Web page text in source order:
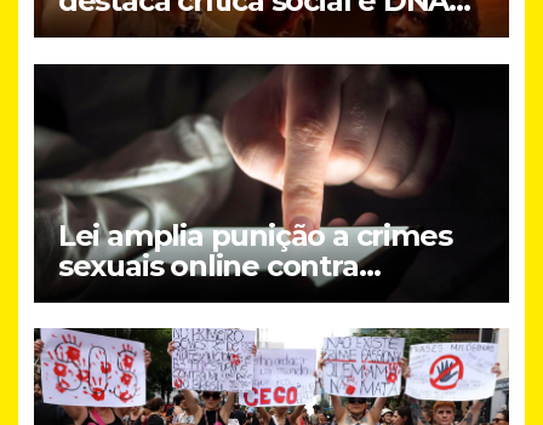
brasileiro do novo filme do
Prime Video
Lei amplia punição a crimes
sexuais online contra
crianças; entenda